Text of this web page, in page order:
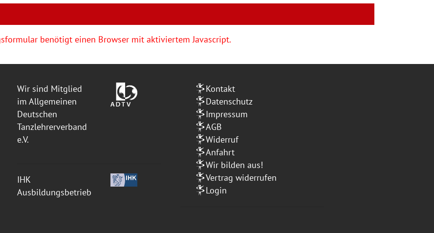
benötigt einen Browser mit aktiviertem Javascript.
Wir sind Mitglied
im Allgemeinen
Deutschen
Tanzlehrerverband
e.V.
IHK
Ausbildungsbetrieb
Kontakt
Datenschutz
Impressum
AGB
Widerruf
Anfahrt
Wir bilden aus!
Vertrag widerrufen
Login